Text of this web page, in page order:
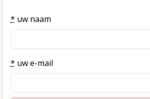
* uw naam
* uw e-mail